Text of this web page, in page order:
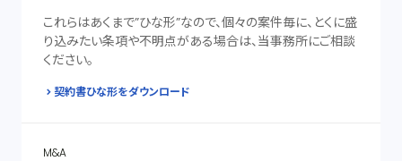
これらはあくまで”ひな形”なので、個々の案件毎に、とくに盛
り込みたい条項や不明点がある場合は、当事務所にご相談
ください。
契約書ひな形をダウンロード
M&A